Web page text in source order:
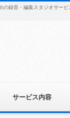
録音・編集スタジオサー
サービス内容